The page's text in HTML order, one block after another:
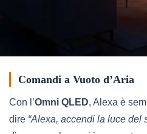
Comandi a Vuoto d’Aria
Con l’Omni QLED, Alexa è
dire “Alexa, accendi la luce del